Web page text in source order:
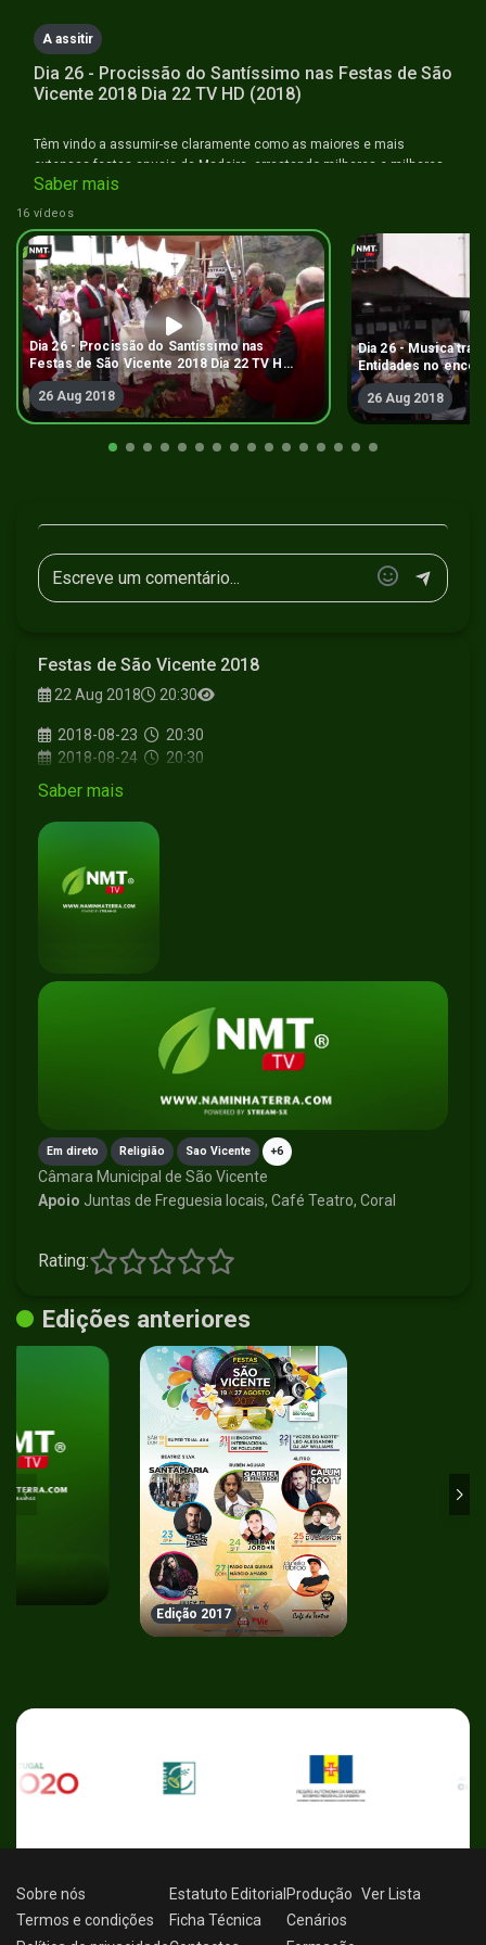
A assitir
Dia 26 - Procissão do Santíssimo nas Festas de São
Vicente 2018 Dia 22 TV HD (2018)
Têm vindo a assumir-se claramente como as maiores e mais
extensas festas anuais da Madeira, arrastando milhares e milhares
de madeirenses e visitantes que procuram não só dias e noites de
convívio com família e amigos, mas também concertos e
espectáculos com artistas regionais, nacionais e internacionais,
culminando com a festa religiosa do Santíssimo
Saber mais
16 vídeos
Dia 26 - Procissão do Santíssimo nas
Festas de São Vicente 2018 Dia 22 TV HD
(2018)
26 Aug 2018
Dia 26 - Musica
Entidades no
de São Vicente
26 Aug 2018
Festas de São Vicente 2018
22 Aug 2018 20:30
2018-08-23
20:30
2018-08-24
20:30
2018-08-25
Saber mais
Em direto Religião Sao Vicente +6
Câmara Municipal de São Vicente
Apoio Juntas de Freguesia locais, Café Teatro, Coral
Rating:
Edições anteriores
Edição 2017
Sobre nós
Termos e condições
Estatuto Editorial
Ficha Técnica
Produção
Cenários
Ver Lista